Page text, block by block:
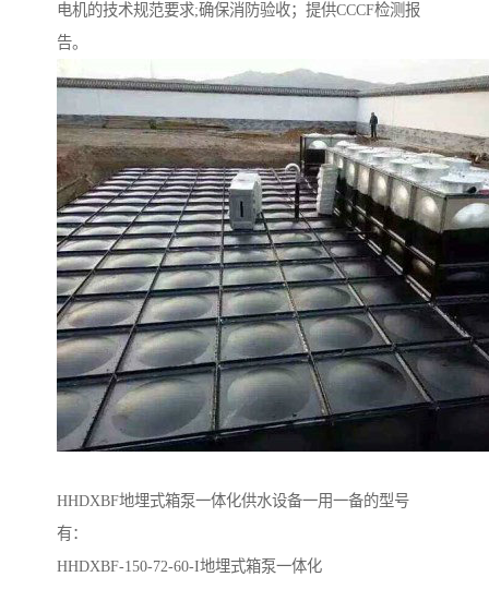
电机的技术规范要求;确保消防验收；提供CCCF检测报
告。
HHDXBF地埋式箱泵一体化供水设备一用一备的型号
有：
HHDXBF-150-72-60-I地埋式箱泵一体化